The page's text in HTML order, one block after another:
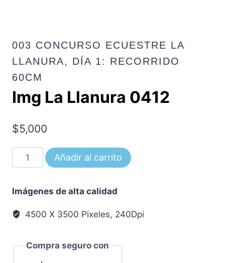
003 CONCURSO ECUESTRE LA
LLANURA, DÍA 1: RECORRIDO
60CM
Img La Llanura 0412
$5,000
La
0412
cantidad
Añadir al carrito
Imágenes de alta calidad
4500 X 3500 Pixeles, 240Dpi
Compra seguro con